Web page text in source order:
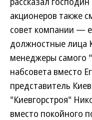
акционеров также
совет компании —
должностные лица
менеджеры самого
набсовета вместо
представитель
"Киевгорстроя"
вместо покойного